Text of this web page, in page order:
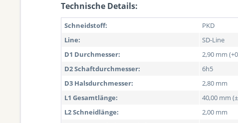
Technische Details:
Schneidstoff:
PKD
Line:
SD-Line
D1 Durchmesser:
2,90 mm
D2 Schaftdurchmesser:
6h5
D3 Halsdurchmesser:
2,80 mm
L1 Gesamtlänge:
40,00 mm
L2 Schneidlänge:
2,00 mm